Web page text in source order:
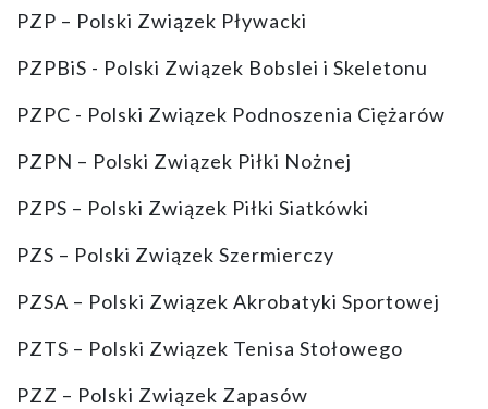
PZP – Polski Związek Pływacki
PZPBiS - Polski Związek Bobslei i Skeletonu
PZPC - Polski Związek Podnoszenia Ciężarów
PZPN – Polski Związek Piłki Nożnej
PZPS – Polski Związek Piłki Siatkówki
PZS – Polski Związek Szermierczy
PZSA – Polski Związek Akrobatyki Sportowej
PZTS – Polski Związek Tenisa Stołowego
PZZ – Polski Związek Zapasów